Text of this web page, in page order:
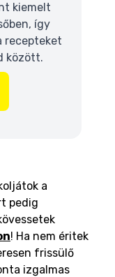
kiemelt
így
recepteket
között.
a
pedig
! Ha nem éritek
frissülő
izgalmas